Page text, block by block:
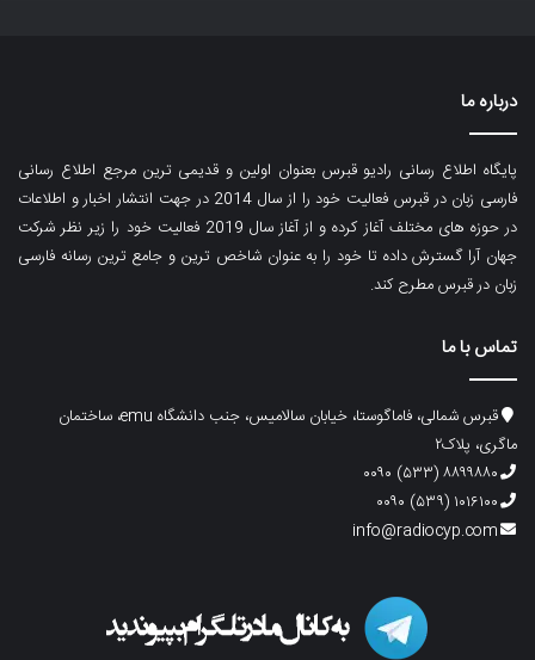
درباره ما
پایگاه اطلاع رسانی رادیو قبرس بعنوان اولین و قدیمی ترین مرجع اطلاع رسانی
فارسی زبان در قبرس فعالیت خود را از سال 2014 در جهت انتشار اخبار و اطلاعات
در حوزه های مختلف آغاز کرده و از آغاز سال 2019 فعالیت خود را زیر نظر شرکت
جهان آرا گسترش داده تا خود را به عنوان شاخص ترین و جامع ترین رسانه فارسی
زبان در قبرس مطرح کند.
تماس با ما
قبرس شمالی، فاماگوستا، خیابان سالامیس، جنب دانشگاه emu، ساختمان
ماگری، پلاک۲
۸۸۹۹۸۸۰ (۵۳۳) ۰۰۹۰
۱۰۱۶۱۰۰ (۵۳۹) ۰۰۹۰
info@radiocyp.com